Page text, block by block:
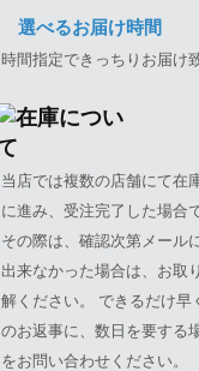
選べるお届け時間
時間指定できっちりお届け
当店では複数の店舗にて在
に進み、受注完了した場合
その際は、確認次第メール
出来なかった場合は、お取
解ください。 できるだけ
のお返事に、数日を要する
をお問い合わせください。